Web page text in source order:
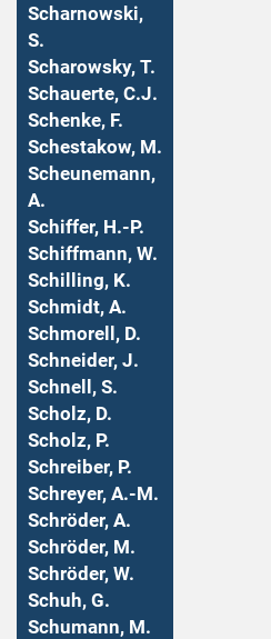
Scharnowski,
S.
Scharowsky, T.
Schauerte, C.J.
Schenke, F.
Schestakow, M.
Scheunemann,
A.
Schiffer, H.-P.
Schiffmann, W.
Schilling, K.
Schmidt, A.
Schmorell, D.
Schneider, J.
Schnell, S.
Scholz, D.
Scholz, P.
Schreiber, P.
Schreyer, A.-M.
Schröder, A.
Schröder, M.
Schröder, W.
Schuh, G.
Schumann, M.